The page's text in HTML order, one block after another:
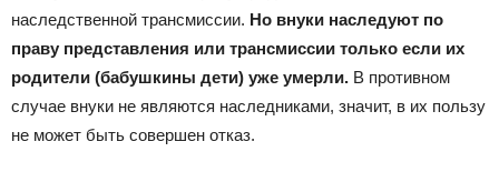
наследственной трансмиссии. Но внуки наследуют по
праву представления или трансмиссии только если их
родители (бабушкины дети) уже умерли. В противном
случае внуки не являются наследниками, значит, в их пользу
не может быть совершен отказ.